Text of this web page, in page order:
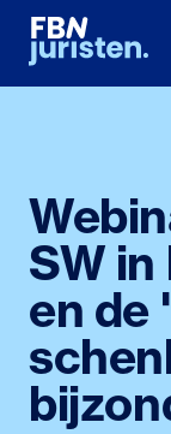
SW
en de